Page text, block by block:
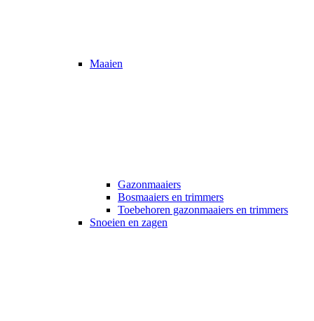
Maaien
Gazonmaaiers
Bosmaaiers en trimmers
Toebehoren gazonmaaiers en trimmers
Snoeien en zagen